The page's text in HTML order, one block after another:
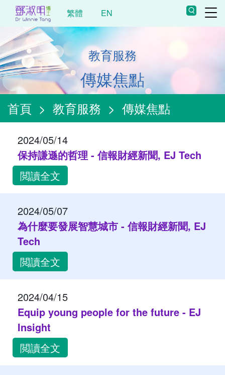
繁體 EN
教育服務
傳媒焦點
首頁 > 教育服務 > 傳媒焦點
2024/05/14
保持謙遜的哲理 - 信報財經新聞, EJ Tech
閲讀全文
2024/05/07
為什麼要發展智慧城市 - 信報財經新聞, EJ
Tech
閲讀全文
2024/04/15
Equip young people for the future - EJ
Insight
閲讀全文